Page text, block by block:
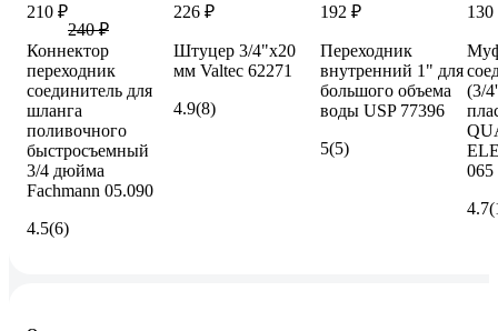
210 ₽
240 ₽
Коннектор
переходник
соединитель для
шланга
поливочного
быстросъемный
3/4 дюйма
Fachmann 05.090
4.5(6)
226 ₽
Штуцер 3/4"х20
мм Valtec 62271
4.9(8)
192 ₽
Переходник
внутренний 1" для
большого объема
воды USP 77396
5(5)
130
(3/
065
4.7